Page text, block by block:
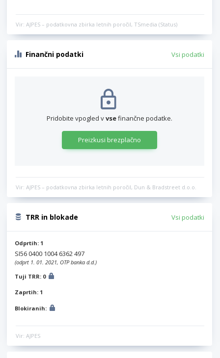
Vir: AJPES – podatkovna zbirka letnih poročil, TSmedia (Status)
Finančni podatki Vsi podatki
Pridobite vpogled vvsefinančne podatke.
Preizkusi brezplačno
Vir: AJPES – podatkovna zbirka letnih poročil, Dun & Bradstreet d.o.o.
TRR in blokade Vsi podatki
Odprtih: 1
SI56 0400 1004 6362 497
(odprt 1. 01. 2021, OTP banka d.d.)
Tuji TRR: 0
Zaprtih: 1
Blokiranih:
Vir: AJPES